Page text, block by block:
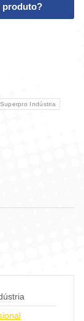
produto?
Superpro Indústria